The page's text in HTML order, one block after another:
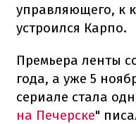
управляющего, к
устроился Карпо.
Премьера ленты
года, а уже 5
сериале стала
на Печерске"